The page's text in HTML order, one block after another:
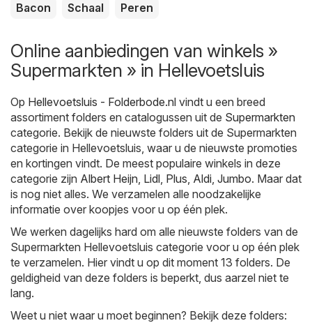
Bacon
Schaal Peren
Online aanbiedingen van winkels »
Supermarkten » in Hellevoetsluis
Op Hellevoetsluis - Folderbode.nl vindt u een breed
assortiment folders en catalogussen uit de Supermarkten
categorie. Bekijk de nieuwste folders uit de Supermarkten
categorie in Hellevoetsluis, waar u de nieuwste promoties
en kortingen vindt. De meest populaire winkels in deze
categorie zijn Albert Heijn, Lidl, Plus, Aldi, Jumbo. Maar dat
is nog niet alles. We verzamelen alle noodzakelijke
informatie over koopjes voor u op één plek.
We werken dagelijks hard om alle nieuwste folders van de
Supermarkten Hellevoetsluis categorie voor u op één plek
te verzamelen. Hier vindt u op dit moment 13 folders. De
geldigheid van deze folders is beperkt, dus aarzel niet te
lang.
Weet u niet waar u moet beginnen? Bekijk deze folders: